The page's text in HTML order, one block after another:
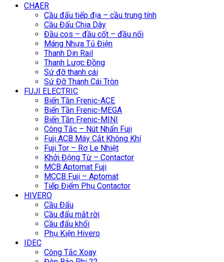
CHAER
Cầu đấu tiếp địa – cầu trung tính
Cầu Đấu Chia Dây
Đầu cos – đầu cốt – đầu nối
Máng Nhựa Tủ Điện
Thanh Din Rail
Thanh Lược Đồng
Sứ đỡ thanh cái
Sứ Đỡ Thanh Cái Tròn
FUJI ELECTRIC
Biến Tần Frenic-ACE
Biến Tần Frenic-MEGA
Biến Tần Frenic-MINI
Công Tắc – Nút Nhấn Fuji
Fuji ACB Máy Cắt Không Khí
Fuji Tor – Rơ Le Nhiệt
Khởi Động Từ – Contactor
MCB Aptomat Fuji
MCCB Fuji – Aptomat
Tiếp Điểm Phụ Contactor
HIVERO
Cầu Đấu
Cầu đấu mắt rời
Cầu đấu khối
Phụ Kiện Hivero
IDEC
Công Tắc Xoay